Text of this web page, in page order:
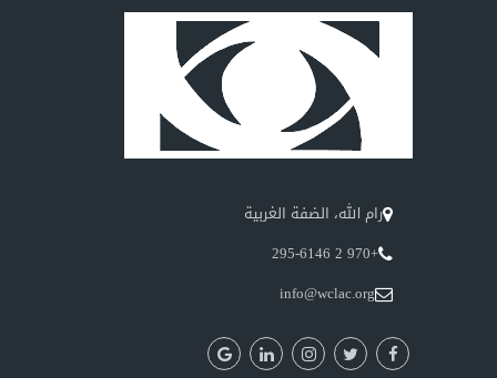
رام الله، الضفة الغربية
+970 2 295-6146
info@wclac.org